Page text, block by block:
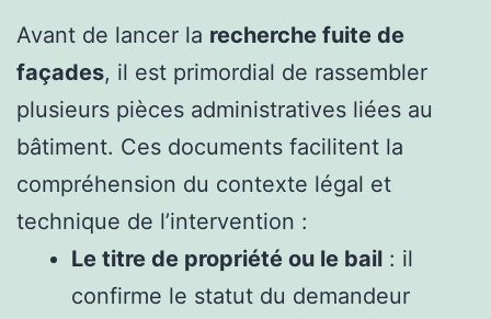
Avant de lancer la recherche fuite de
façades, il est primordial de rassembler
plusieurs pièces administratives liées au
bâtiment. Ces documents facilitent la
compréhension du contexte légal et
technique de l’intervention :
Le titre de propriété ou le bail : il
confirme le statut du demandeur